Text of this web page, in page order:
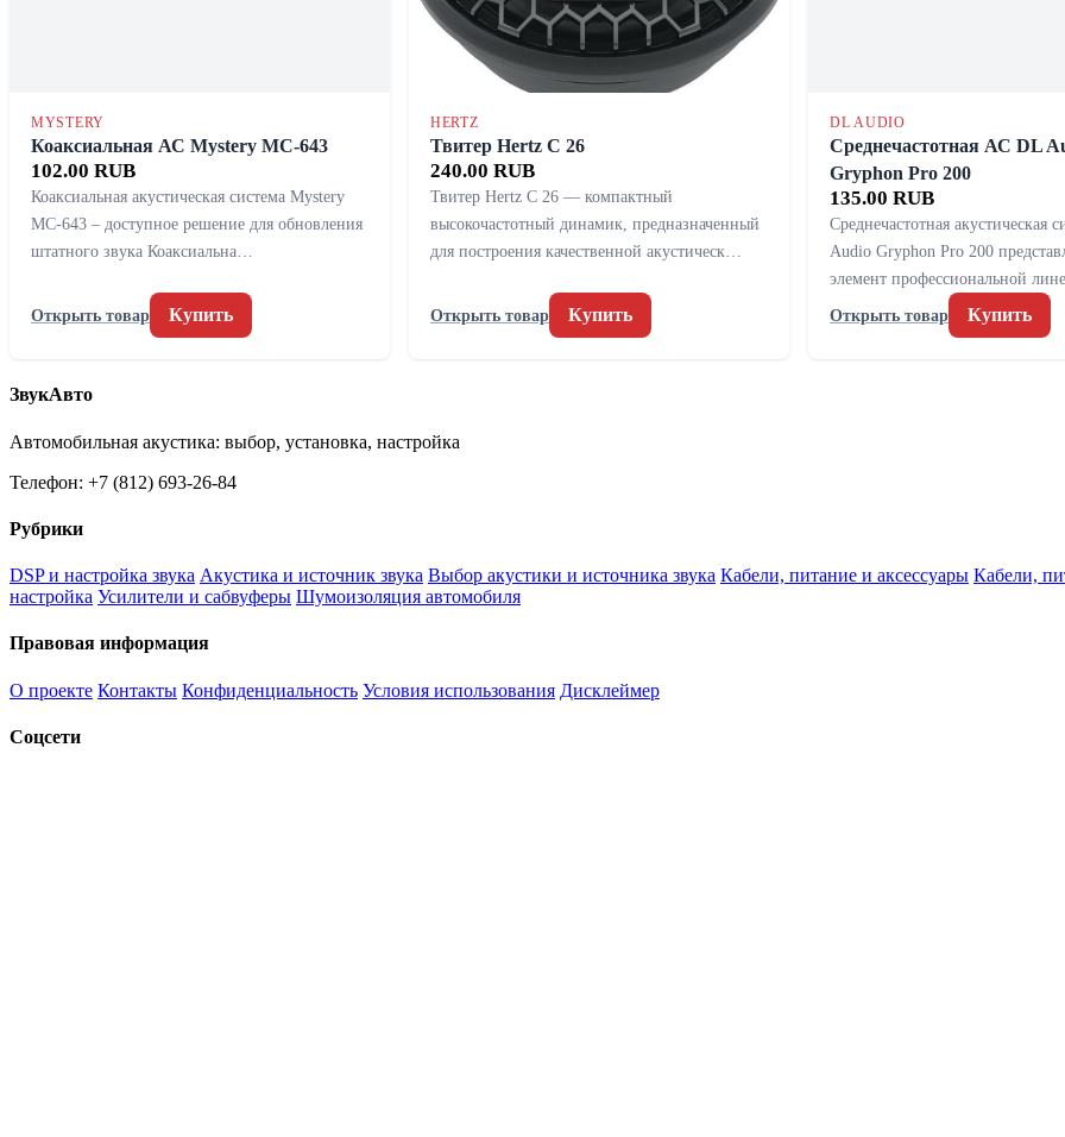
MYSTERY
Коаксиальная АС Mystery MC-643
102.00 RUB
Коаксиальная акустическая система Mystery
MC-643 – доступное решение для обновления
штатного звука Коаксиальна…
Открыть товар Купить
HERTZ
Твитер Hertz C 26
240.00 RUB
Твитер Hertz C 26 — компактный
высокочастотный динамик, предназначенный
для построения качественной акустическ…
Открыть товар Купить
DL AUDIO
Среднечастотная АС DL
Gryphon Pro 200
135.00 RUB
Среднечастотная акустическая
Audio Gryphon Pro 200
элемент профессиональной
Открыть товар
Купить
ЗвукАвто
Автомобильная акустика: выбор, установка, настройка
Телефон: +7 (812) 693-26-84
Рубрики
DSP и настройка звука Акустика и источник звука Выбор акустики и источника звука Кабели, питание и аксессуары Кабели,
настройка Усилители и сабвуферы Шумоизоляция автомобиля
Правовая информация
О проекте Контакты Конфиденциальность Условия использования Дисклеймер
Соцсети